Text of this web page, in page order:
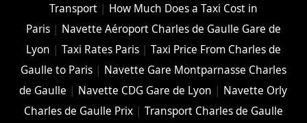
Transport| How Much Does a Taxi Cost in
Paris| Navette Aéroport Charles de Gaulle Gare de
Lyon | Taxi Rates Paris| Taxi Price From Charles de
Gaulle to Paris| Navette Gare Montparnasse Charles
de Gaulle | Navette CDG Gare de Lyon | Navette Orly
Charles de Gaulle Prix| Transport Charles de Gaulle